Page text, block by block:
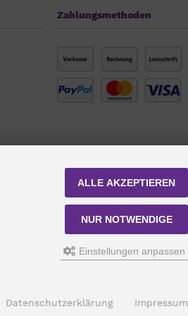
Zahlungsmethoden
ALLE AKZEPTIEREN
NUR NOTWENDIGE
Einstellungen anpassen
Datenschutzerklärung Impressum